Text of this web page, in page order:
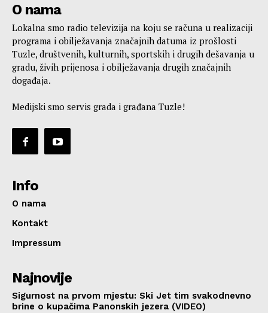
O nama
Lokalna smo radio televizija na koju se računa u realizaciji
programa i obilježavanja značajnih datuma iz prošlosti
Tuzle, društvenih, kulturnih, sportskih i drugih dešavanja u
gradu, živih prijenosa i obilježavanja drugih značajnih
događaja.
Medijski smo servis grada i građana Tuzle!
Info
O nama
Kontakt
Impressum
Najnovije
Sigurnost na prvom mjestu: Ski Jet tim svakodnevno
brine o kupačima Panonskih jezera (VIDEO)